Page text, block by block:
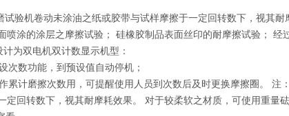
验机卷动未涂油之纸或胶带与试样摩擦于一定回转数下，视其耐
喷涂的涂层之摩擦试验； 硅橡胶制品表面丝印的耐摩擦试验；
为双电机双计数显示机型：
次数功能，到预设值自动停机；
累计磨擦次数用，可提醒使用人员到次数后及时更换摩擦圈。
定回转数下，视其耐摩耗效果。 对于较柔软之材质，可使用重量